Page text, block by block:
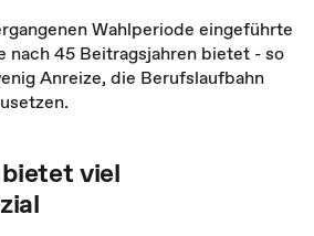
Wahlperiode eingeführte
nach 45 Beitragsjahren bietet - so
Anreize, die Berufslaufbahn
viel